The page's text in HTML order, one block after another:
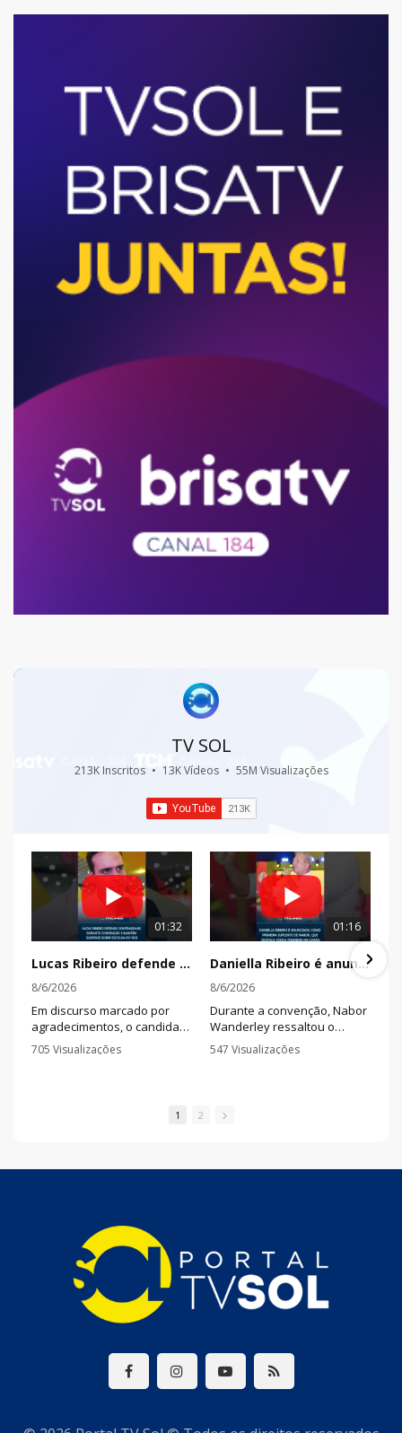
TV SOL
213K Inscritos • 13K Vídeos • 55M Visualizações
01:32
Lucas Ribeiro defende continuidade durante convenção e mantém suspense sobre escolha do vice
8/6/2026
Em discurso marcado por
agradecimentos, o candidato
à reeleição afirmou que a
Paraíba deve seguir olhando
705 Visualizações
01:16
Daniella Ribeiro é anunciada como primeira suplente de Nabor, que destaca força feminina na chapa
8/6/2026
Durante a convenção, Nabor
Wanderley ressaltou o
trabalho da senadora na
defesa das mulheres e
em segurança pública.
547 Visualizações
1 2